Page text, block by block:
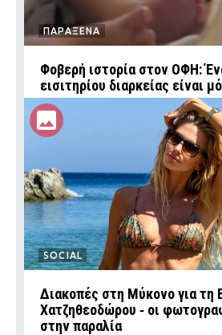
ΠΑΡΑΞΕΝΑ
Φοβερή ιστορία στον ΟΦΗ:
εισιτηρίου διαρκείας είναι
SOCIAL
Διακοπές στη Μύκονο για τη
Χατζηθεοδώρου ‑ οι
στην παραλία